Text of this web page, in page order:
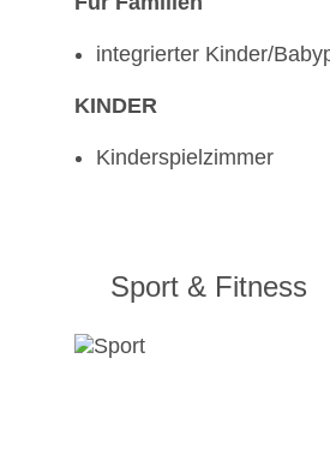
integrierter Kinder/
KINDER
Kinderspielzimmer
Sport & Fitness